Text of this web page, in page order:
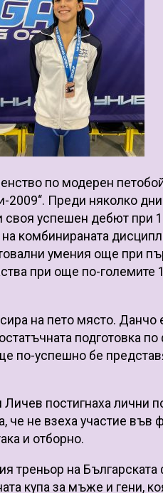
по модерен
2009“. Преди няколко
своя успешен дебют при
комбинираната
умения още при
при още по-
на пето място.
подготовка
по-успешно бе
постигнаха лични
че не взеха участие във
и отборно.
треньор на
купа за мъже и гени,